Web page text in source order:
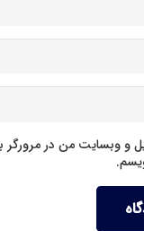
و وبسایت من در مرورگر